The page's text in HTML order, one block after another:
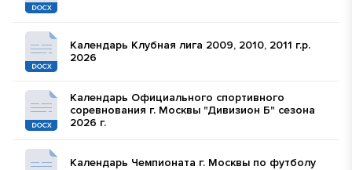
Календарь Клубная лига 2009, 2010, 2011 г.р.
2026
Календарь Официального спортивного
соревнования г. Москвы "Дивизион Б" сезона
2026 г.
Календарь Чемпионата г. Москвы по футболу